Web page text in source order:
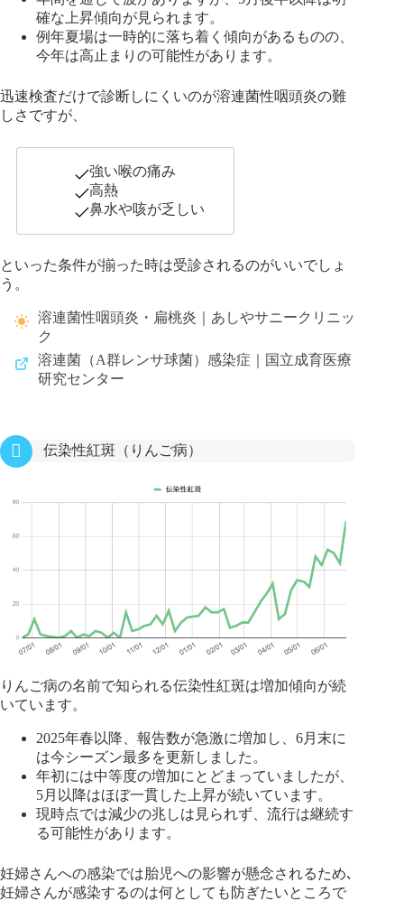
確な上昇傾向が見られます。
例年夏場は一時的に落ち着く傾向があるものの、
今年は高止まりの可能性があります。
迅速検査だけで診断しにくいのが溶連菌性咽頭炎の難
しさですが、
強い喉の痛み
高熱
鼻水や咳が乏しい
といった条件が揃った時は受診されるのがいいでしょ
う。
溶連菌性咽頭炎・扁桃炎｜あしやサニークリニッ
ク
溶連菌（A群レンサ球菌）感染症｜国立成育医療
研究センター
伝染性紅斑（りんご病）
りんご病の名前で知られる伝染性紅斑は増加傾向が続
いています。
2025年春以降、報告数が急激に増加し、6月末に
は今シーズン最多を更新しました。
年初には中等度の増加にとどまっていましたが、
5月以降はほぼ一貫した上昇が続いています。
現時点では減少の兆しは見られず、流行は継続す
る可能性があります。
妊婦さんへの感染では胎児への影響が懸念されるため､
妊婦さんが感染するのは何としても防ぎたいところで